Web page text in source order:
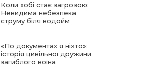
Коли хобі стає загрозою:
Невидима небезпека
струму біля водойм
«По документах я ніхто»:
історія цивільної дружини
загиблого воїна